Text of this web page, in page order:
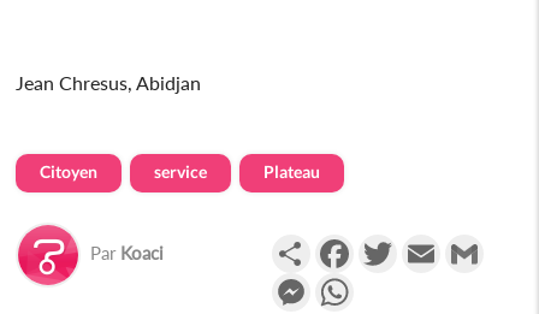
Jean Chresus, Abidjan
Citoyen service Plateau
Par Koaci PartagerFacebookTwitterEmail
Messenger